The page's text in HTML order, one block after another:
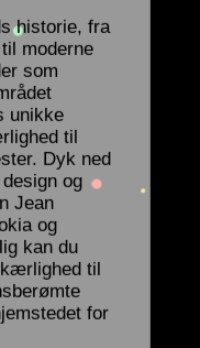
historie, fra
moderne
som
unikke
til
Dyk ned
og
Jean
og
kan du
til
for